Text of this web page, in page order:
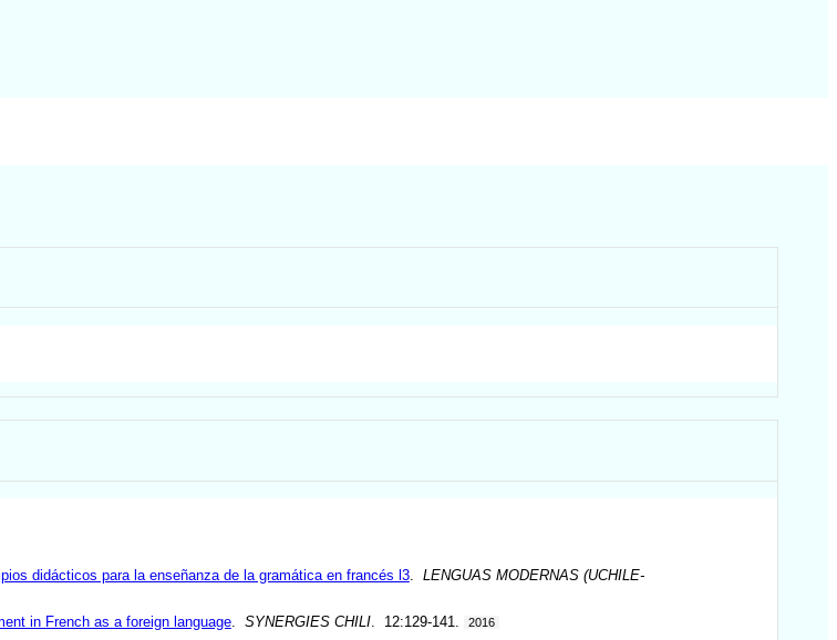
didácticos para la enseñanza de la gramática en francés l3. LENGUAS MODERNAS (UCHILE-
in French as a foreign language. SYNERGIES CHILI. 12:129-141. 2016